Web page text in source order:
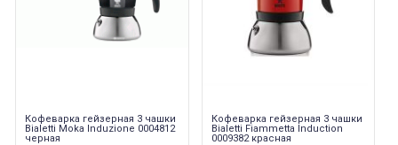
Кофеварка гейзерная 3 чашки
Bialetti Moka Induzione 0004812
черная
Кофеварка гейзерная 3 чашки
Bialetti Fiammetta Induction
0009382 красная